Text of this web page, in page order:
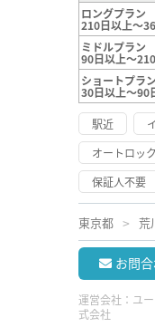
ロングプラン
210日以上～
ミドルプラン
90日以上～
ショートプラン
30日以上～90
駅近
オートロック
保証人不要
東京都 荒
お問
運営会社： ユ
式会社